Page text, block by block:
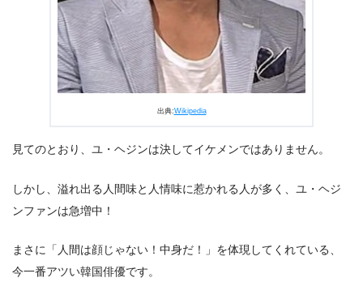
出典:Wikipedia
見てのとおり、ユ・ヘジンは決してイケメンではありません。
しかし、溢れ出る人間味と人情味に惹かれる人が多く、ユ・ヘジ
ンファンは急増中！
まさに「人間は顔じゃない！中身だ！」を体現してくれている、
今一番アツい韓国俳優です。